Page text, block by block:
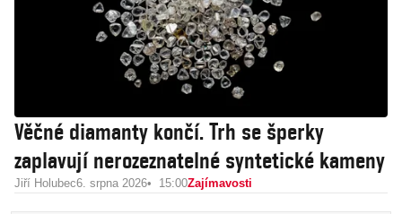
Věčné diamanty končí. Trh se šperky
zaplavují nerozeznatelné syntetické kameny
Jiří Holubec6. srpna 2026 15:00Zajímavosti